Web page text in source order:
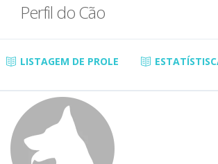
Perfil do Cão
LISTAGEM DE PROLE